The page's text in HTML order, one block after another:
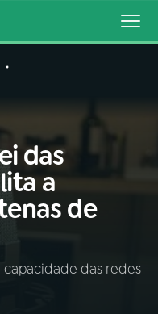
das
a
de
das redes